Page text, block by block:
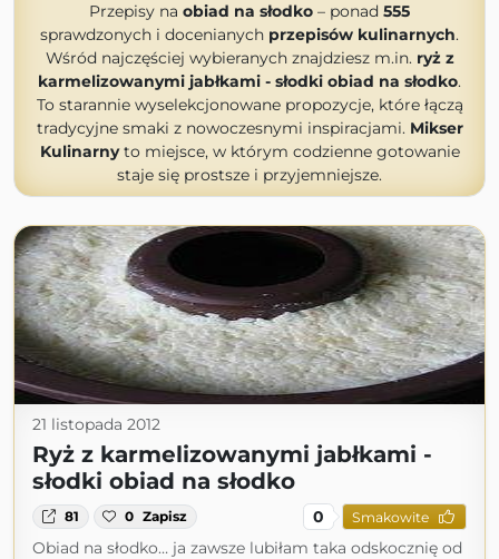
Przepisy na obiad na słodko – ponad 555
sprawdzonych i docenianych przepisów kulinarnych.
Wśród najczęściej wybieranych znajdziesz m.in. ryż z
karmelizowanymi jabłkami - słodki obiad na słodko.
To starannie wyselekcjonowane propozycje, które łączą
tradycyjne smaki z nowoczesnymi inspiracjami. Mikser
Kulinarnyto miejsce, w którym codzienne gotowanie
staje się prostsze i przyjemniejsze.
21 listopada 2012
Ryż z karmelizowanymi jabłkami -
słodki obiad na słodko
81 0 Zapisz 0 Smakowite
Obiad na słodko… ja zawsze lubiłam taka odskocznię od